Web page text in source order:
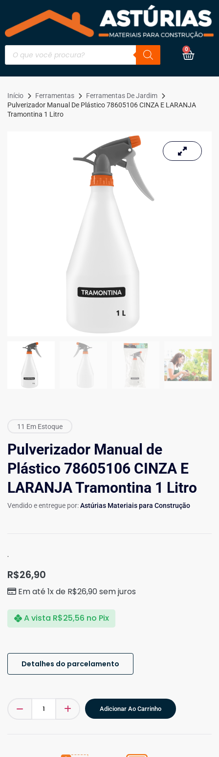
0
Início Ferramentas
Ferramentas De Jardim
Pulverizador Manual De Plástico 78605106 CINZA E LARANJA
Tramontina 1 Litro
11 Em Estoque
Pulverizador Manual de
Plástico 78605106 CINZA E
LARANJA Tramontina 1 Litro
Vendido e entregue por:Astúrias Materiais para Construção
.
R$26,90
Em até 1x de R$26,90sem juros
A vista R$25,56 no Pix
Detalhes do parcelamento
Adicionar Ao Carrinho